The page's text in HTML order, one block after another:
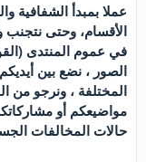
عملا بمبدأ الشفافية
الأقسام، وحتى نتجنب
في عموم المنتدى
الصور ، نضع بين
المختلفة ، ونرجو من
مواضيعكم أو
حالات المخالفات